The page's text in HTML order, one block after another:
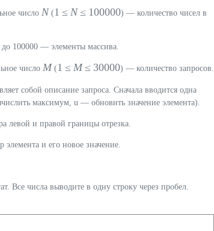
число N (1 ≤ N≤ 100000) — количество чисел в
до 100000 — элементы массива.
число M (1 ≤ M≤ 30000) — количество запросов.
собой описание запроса. Сначала вводится одна
максимум, u — обновить значение элемента).
левой и правой границы отрезка.
и его новое значение.
Все числа выводите в одну строку через пробел.